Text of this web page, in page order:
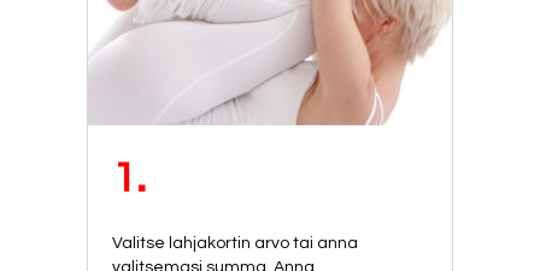
1.
Valitse lahjakortin arvo tai anna
valitsemasi summa. Anna